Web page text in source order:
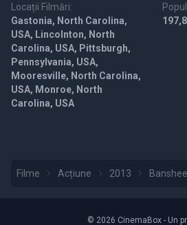
Locații Filmări:
Gastonia, North Carolina,
USA, Lincolnton, North
Carolina, USA, Pittsburgh,
Pennsylvania, USA,
Mooresville, North Carolina,
USA, Monroe, North
Carolina, USA
Filme Acțiune 2013 Banshee
© 2026 CinemaBox - Un